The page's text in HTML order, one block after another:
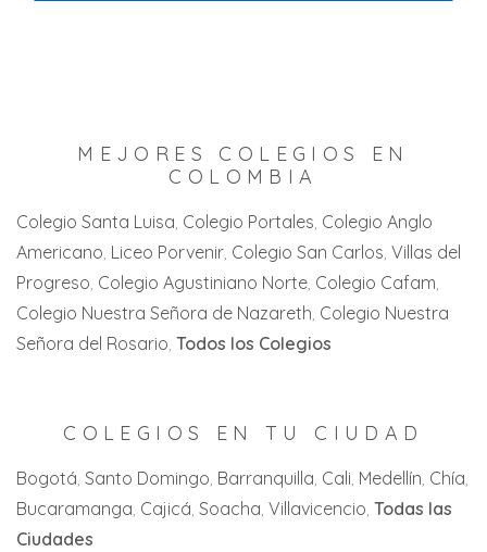
Tocancipá
Zaragoza
Zipaquirá
San Joaquín
Villa del Rosario
Santa Isabel
Villahermosa
Candelaria
Cartago
Jamundi
La Florida
La Victoria
Palmira
San Pedro
MEJORES COLEGIOS EN
COLOMBIA
Colegio Santa Luisa Colegio Portales Colegio Anglo
Americano Liceo Porvenir Colegio San Carlos Villas del
Progreso Colegio Agustiniano Norte Colegio Cafam
Colegio Nuestra Señora de Nazareth Colegio Nuestra
Señora del Rosario Todos los Colegios
COLEGIOS EN TU CIUDAD
Bogotá Santo Domingo Barranquilla Cali Medellín Chía
Bucaramanga Cajicá Soacha Villavicencio Todas las
Ciudades